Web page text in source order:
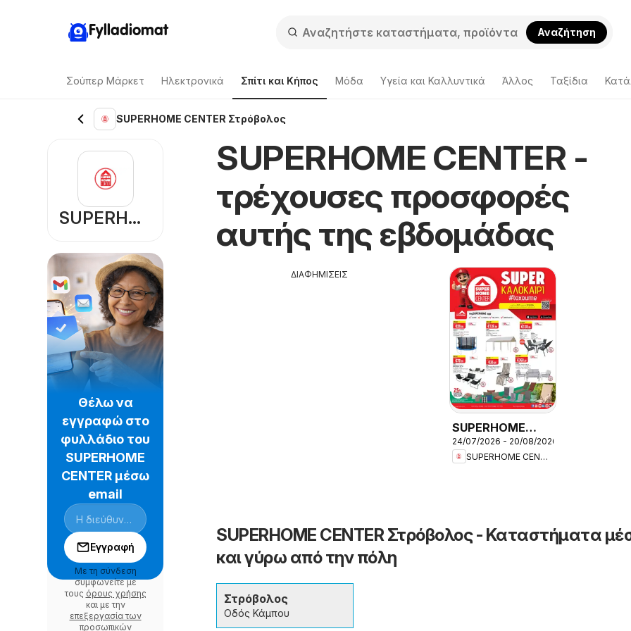
Fylladiomat Αναζήτηση
Σούπερ Μάρκετ Hλεκτρονικά Σπίτι και Κήπος Μόδα Υγεία και Καλλυντικά Άλλος Ταξίδια
SUPERHOME CENTER Στρόβολος
SUPERHOME CENTER -
τρέχουσες προσφορές
αυτής της εβδομάδας
ΔΙΑΦΗΜΙΣΕΙΣ
SUPERHOME
CENTER
φυλλαδιο
24/07/2026 - 20/08/2026
SUPERHOME CENTER
SUPERHOME CENTER Στρόβολος - Καταστήματα
και γύρω από την πόλη
Στρόβολος
Οδός Κάμπου
SUPERHOME CENTER
Θέλω να
εγγραφώ στο
φυλλάδιο του
SUPERHOME
CENTER μέσω
email
Εγγραφή
Με τη σύνδεση
συμφωνείτε με
τους όρους χρήσης
και με την
επεξεργασία των
προσωπικών